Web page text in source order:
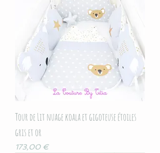
Tour de Lit nuage koala et gigoteuse étoiles
gris et or
Prix
173,00 €